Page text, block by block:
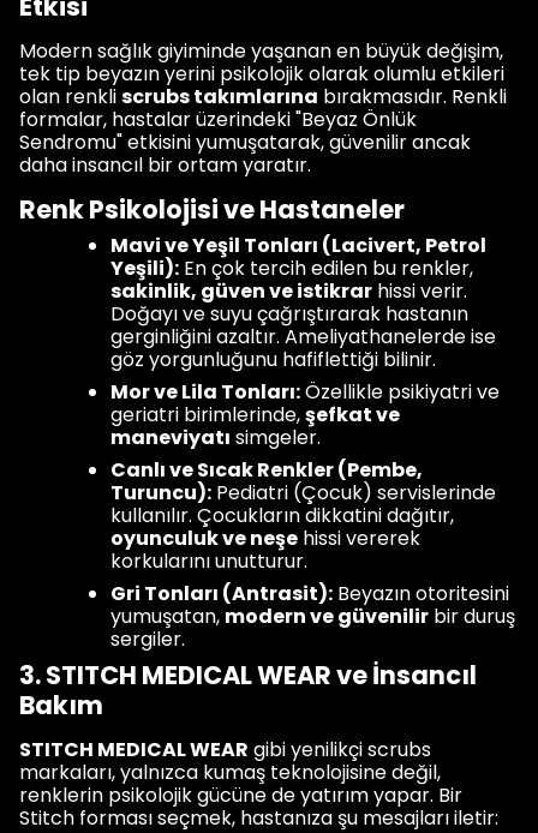
Etkisi
Modern sağlık giyiminde yaşanan en büyük değişim,
tek tip beyazın yerini psikolojik olarak olumlu etkileri
olan renkliscrubs takımlarına bırakmasıdır. Renkli
formalar, hastalar üzerindeki "Beyaz Önlük
Sendromu" etkisini yumuşatarak, güvenilir ancak
daha insancıl bir ortam yaratır.
Renk Psikolojisi ve Hastaneler
Mavi ve Yeşil Tonları (Lacivert, Petrol
Yeşili): En çok tercih edilen bu renkler,
sakinlik, güven ve istikrar hissi verir.
Doğayı ve suyu çağrıştırarak hastanın
gerginliğini azaltır. Ameliyathanelerde ise
göz yorgunluğunu hafiflettiği bilinir.
Mor ve Lila Tonları:Özellikle psikiyatri ve
geriatri birimlerinde,şefkat ve
maneviyatı simgeler.
Canlı ve Sıcak Renkler (Pembe,
Turuncu): Pediatri (Çocuk) servislerinde
kullanılır. Çocukların dikkatini dağıtır,
oyunculuk ve neşe hissi vererek
korkularını unutturur.
Gri Tonları (Antrasit): Beyazın otoritesini
yumuşatan, modern ve güvenilir bir duruş
sergiler.
3. STITCH MEDICAL WEAR ve İnsancıl
Bakım
STITCH MEDICAL WEAR gibi yenilikçi scrubs
markaları, yalnızca kumaş teknolojisine değil,
renklerin psikolojik gücüne de yatırım yapar. Bir
Stitch forması seçmek, hastanıza şu mesajları iletir: